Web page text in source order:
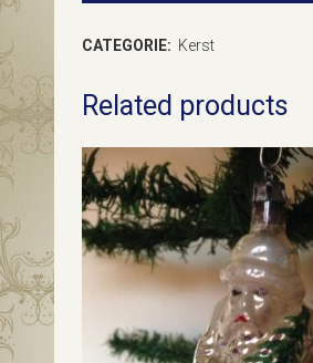
van
geblazen
glas
in
witte
CATEGORIE: Kerst
Related products